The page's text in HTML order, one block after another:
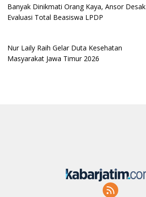
Banyak Dinikmati Orang Kaya, Ansor Desak
Evaluasi Total Beasiswa LPDP
Nur Laily Raih Gelar Duta Kesehatan
Masyarakat Jawa Timur 2026